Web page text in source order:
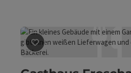
Beitrag merken